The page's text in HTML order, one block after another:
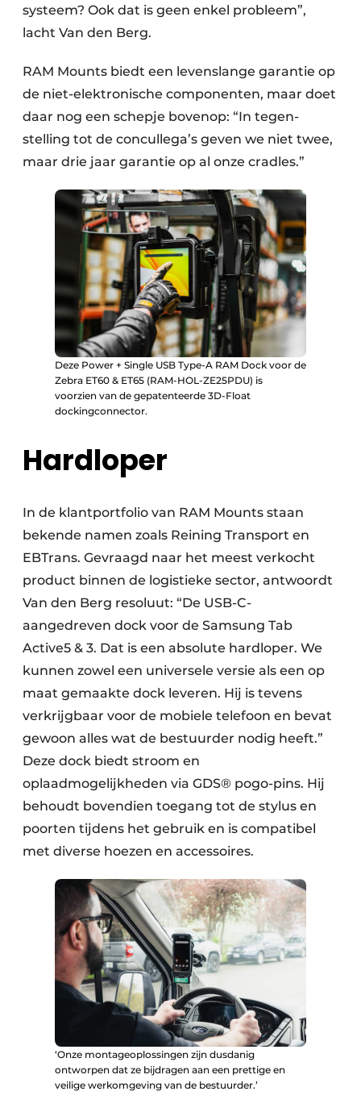
systeem? Ook dat is geen enkel probleem”,
lacht Van den Berg.
RAM Mounts biedt een levenslange garantie op
de niet-elektronische componenten, maar doet
daar nog een schepje bovenop: “In tegen­
stelling tot de concullega’s geven we niet twee,
maar drie jaar garantie op al onze cradles.”
Deze Power + Single USB Type-A RAM Dock voor de
Zebra ET60 & ET65 (RAM-HOL-ZE25PDU) is
voorzien van de gepatenteerde 3D-Float
dockingconnector.
Hardloper
In de klantportfolio van RAM Mounts staan
bekende namen zoals Reining Transport en
EBTrans. Gevraagd naar het meest verkocht
product binnen de logistieke sector, antwoordt
Van den Berg resoluut: “De USB-C-
aangedreven dock voor de Samsung Tab
Active5 & 3. Dat is een absolute hardloper. We
kunnen zowel een universele versie als een op
maat gemaakte dock leveren. Hij is tevens
verkrijgbaar voor de mobiele telefoon en bevat
gewoon alles wat de bestuurder nodig heeft.”
Deze dock biedt stroom en
oplaadmogelijkheden via GDS® pogo-pins. Hij
behoudt bovendien toegang tot de stylus en
poorten tijdens het gebruik en is compatibel
met diverse hoezen en accessoires.
‘Onze montageoplossingen zijn dusdanig
ontworpen dat ze bijdragen aan een prettige en
veilige werkomgeving van de bestuurder.’